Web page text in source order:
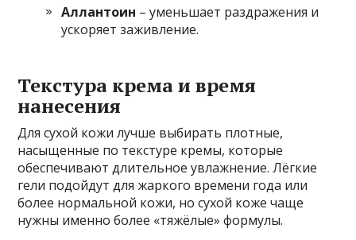
Аллантоин – уменьшает раздражения и
ускоряет заживление.
Текстура крема и время
нанесения
Для сухой кожи лучше выбирать плотные,
насыщенные по текстуре кремы, которые
обеспечивают длительное увлажнение. Лёгкие
гели подойдут для жаркого времени года или
более нормальной кожи, но сухой коже чаще
нужны именно более «тяжёлые» формулы.